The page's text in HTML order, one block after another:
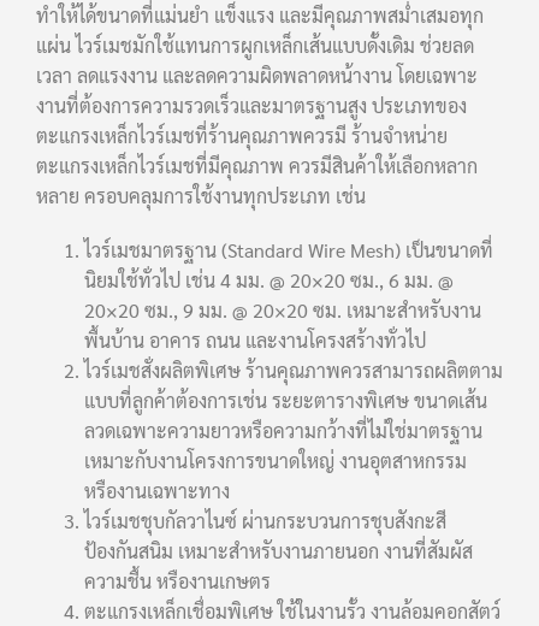
ทำให้ได้ขนาดที่แม่นยำ แข็งแรง และมีคุณภาพสม่ำเสมอทุก
แผ่น ไวร์เมชมักใช้แทนการผูกเหล็กเส้นแบบดั้งเดิม ช่วยลด
เวลา ลดแรงงาน และลดความผิดพลาดหน้างาน โดยเฉพาะ
งานที่ต้องการความรวดเร็วและมาตรฐานสูง ประเภทของ
ตะแกรงเหล็กไวร์เมชที่ร้านคุณภาพควรมี ร้านจำหน่าย
ตะแกรงเหล็กไวร์เมชที่มีคุณภาพ ควรมีสินค้าให้เลือกหลาก
หลาย ครอบคลุมการใช้งานทุกประเภท เช่น
ไวร์เมชมาตรฐาน (Standard Wire Mesh) เป็นขนาดที่
นิยมใช้ทั่วไป เช่น 4 มม. @ 20×20 ซม., 6 มม. @
20×20 ซม., 9 มม. @ 20×20 ซม. เหมาะสำหรับงาน
พื้นบ้าน อาคาร ถนน และงานโครงสร้างทั่วไป
ไวร์เมชสั่งผลิตพิเศษ ร้านคุณภาพควรสามารถผลิตตาม
แบบที่ลูกค้าต้องการเช่น ระยะตารางพิเศษ ขนาดเส้น
ลวดเฉพาะความยาวหรือความกว้างที่ไม่ใช่มาตรฐาน
เหมาะกับงานโครงการขนาดใหญ่ งานอุตสาหกรรม
หรืองานเฉพาะทาง
ไวร์เมชชุบกัลวาไนซ์ ผ่านกระบวนการชุบสังกะสี
ป้องกันสนิม เหมาะสำหรับงานภายนอก งานที่สัมผัส
ความชื้น หรืองานเกษตร
ตะแกรงเหล็กเชื่อมพิเศษ ใช้ในงานรั้ว งานล้อมคอกสัตว์